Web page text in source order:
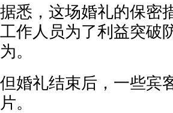
据悉，这场婚礼的保密
工作人员为了利益突破
为。
但婚礼结束后，一些宾
片。